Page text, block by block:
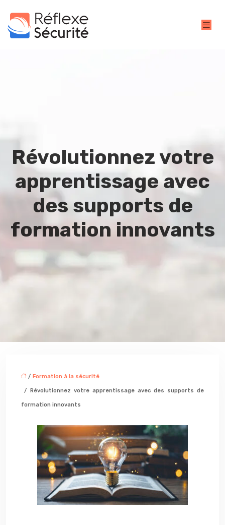
Révolutionnez votre
apprentissage avec
des supports de
formation innovants
/ Formation à la sécurité
/ Révolutionnez votre apprentissage avec des supports de
formation innovants